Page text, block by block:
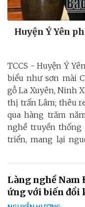
Huyện Ý Yên
TCCS - Huyện Ý
biểu như sơn mài
gỗ La Xuyên, Ninh
thị trấn Lâm; thêu
qua hàng trăm
nghề truyền thống
triển, mang lại
Làng nghề
ứng với biến đổi